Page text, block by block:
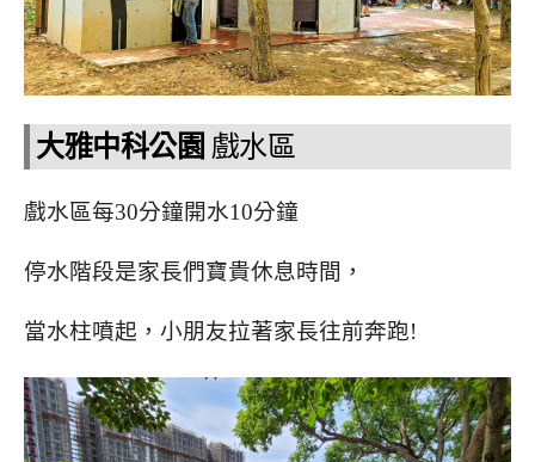
大雅中科公園 戲水區
戲水區每30分鐘開水10分鐘
停水階段是家長們寶貴休息時間，
當水柱噴起， 小朋友拉著家長往前奔跑!